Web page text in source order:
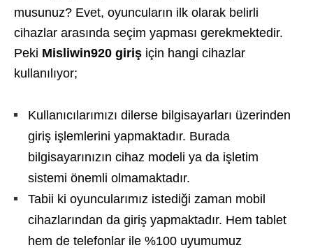
musunuz? Evet, oyuncuların ilk olarak belirli
cihazlar arasında seçim yapması gerekmektedir.
Peki Misliwin920 giriş için hangi cihazlar
kullanılıyor;
Kullanıcılarımızı dilerse bilgisayarları üzerinden
giriş işlemlerini yapmaktadır. Burada
bilgisayarınızın cihaz modeli ya da işletim
sistemi önemli olmamaktadır.
Tabii ki oyuncularımız istediği zaman mobil
cihazlarından da giriş yapmaktadır. Hem tablet
hem de telefonlar ile %100 uyumumuz